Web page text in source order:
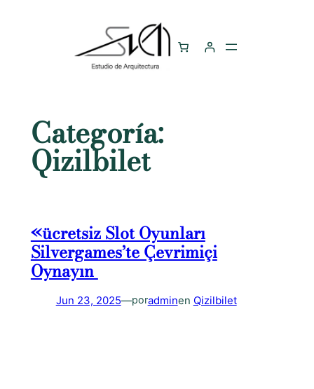
Categoría:
Qizilbilet
«ücretsiz Slot Oyunları
Silvergames’te Çevrimiçi
Oynayın ️
Jun 23, 2025—poradminen Qizilbilet